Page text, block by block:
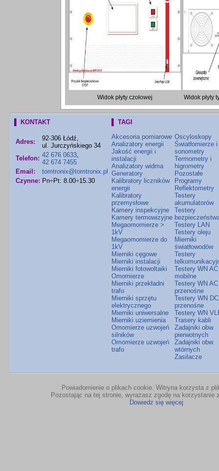
Widok płyty czołowej Widok płyty
▌ KONTAKT
Adres:
92-306 Łódź,
ul. Jurczyńskiego 34
Telefon: 42 676 0633,
42 674 7455
Email:
tomtronix@tomtronix.pl
Czynne: Pn÷Pt: 8.00÷15.30
▌ TAGI
Akcesoria pomiarowe
Analizatory energii
Jakość energii i
instalacji
Analizatory widma
Generatory
Kalibratory liczników
energii
Kalibratory
przemysłowe
Kamery inspekcyjne
Kamery termowizyjne
Megaomomierze >
1kV
Megaomomierze do
1kV
Mierniki cęgowe
Mierniki instalacji
Mierniki fotowoltaiki
Omomierze
Mierniki przekładni
trafo
Mierniki sprzętu
elektrycznego
Mierniki uniwersalne
Mierniki uziemienia
Omomierze uzwojeń
silników
Omomierze uzwojeń
trafo
Oscyloskopy
Światłomierze i
sonometry
Termometry i
higrometry
Pozostałe
Programy
Reflektometry
Testery
akumulatorów
Testery
Testery LAN
Testery oleju
Mierniki
światłowodów
Testery
Testery WN AC
mobilne
Testery WN AC
przenośne
Testery WN DC
przenośne
Testery WN
Trasery kabli
Zadajniki obw.
pierwotnych
Zadajniki obw.
wtórnych
Zasilacze
Powiadomienie o plikach cookie. Witryna korzysta z
Pozostając na tej stronie, wyrażasz zgodę na korzystanie
Dowiedz się więcej